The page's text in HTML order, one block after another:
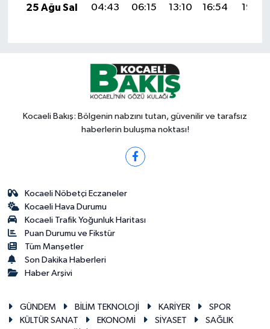
25 Ağu Sal
04:43 06:15 13:10 16:54 19:55
Kocaeli Bakış: Bölgenin nabzını tutan, güvenilir ve tarafsız
haberlerin buluşma noktası!
Kocaeli Nöbetçi Eczaneler
Kocaeli Hava Durumu
Kocaeli Trafik Yoğunluk Haritası
Puan Durumu ve Fikstür
Tüm Manşetler
Son Dakika Haberleri
Haber Arşivi
GÜNDEM BİLİM TEKNOLOJİ KARİYER
SPOR
KÜLTÜR SANAT
EKONOMİ SİYASET
SAĞLIK